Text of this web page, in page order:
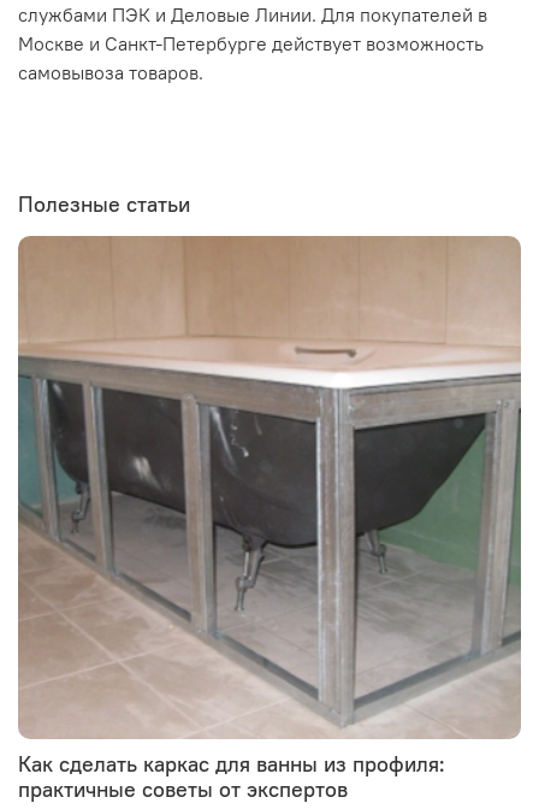
службами ПЭК и Деловые Линии. Для покупателей в
Москве и Санкт-Петербурге действует возможность
самовывоза товаров.
Полезные статьи
Как сделать каркас для ванны из профиля:
практичные советы от экспертов